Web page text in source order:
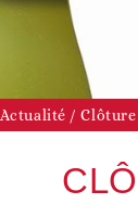
Actualité /Clôture